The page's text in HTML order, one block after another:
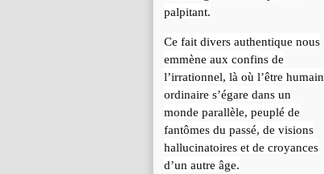
palpitant.
Ce fait divers authentique nous
emmène aux confins de
l’irrationnel, là où l’être humain
ordinaire s’égare dans un
monde parallèle, peuplé de
fantômes du passé, de visions
hallucinatoires et de croyances
d’un autre âge.